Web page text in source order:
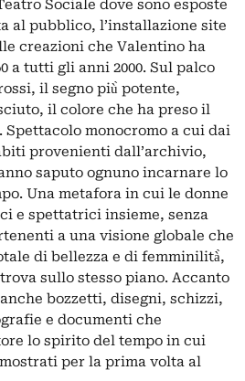
Sociale dove sono esposte
al pubblico, l’installazione site
creazioni che Valentino ha
a tutti gli anni 2000. Sul palco
il segno più̀ potente,
il colore che ha preso il
Spettacolo monocromo a cui dai
provenienti dall’archivio,
saputo ognuno incarnare lo
Una metafora in cui le donne
e spettatrici insieme, senza
a una visione globale che
di bellezza e di femminilità̀,
sullo stesso piano. Accanto
bozzetti, disegni, schizzi,
e documenti che
lo spirito del tempo in cui
per la prima volta al